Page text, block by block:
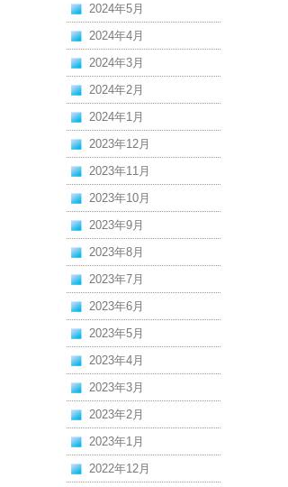
2024年5月
2024年4月
2024年3月
2024年2月
2024年1月
2023年12月
2023年11月
2023年10月
2023年9月
2023年8月
2023年7月
2023年6月
2023年5月
2023年4月
2023年3月
2023年2月
2023年1月
2022年12月